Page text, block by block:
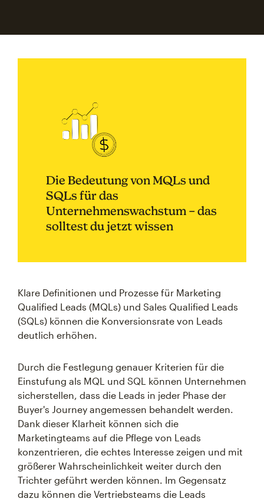
Die Bedeutung von MQLs und
SQLs für das
Unternehmenswachstum – das
solltest du jetzt wissen
Klare Definitionen und Prozesse für Marketing
Qualified Leads (MQLs) und Sales Qualified Leads
(SQLs) können die Konversionsrate von Leads
deutlich erhöhen.
Durch die Festlegung genauer Kriterien für die
Einstufung als MQL und SQL können Unternehmen
sicherstellen, dass die Leads in jeder Phase der
Buyer's Journey angemessen behandelt werden.
Dank dieser Klarheit können sich die
Marketingteams auf die Pflege von Leads
konzentrieren, die echtes Interesse zeigen und mit
größerer Wahrscheinlichkeit weiter durch den
Trichter geführt werden können. Im Gegensatz
dazu können die Vertriebsteams die Leads